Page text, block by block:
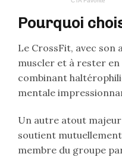
Pourquoi
Le CrossFit, avec son
muscler et à rester en
combinant
mentale
Un autre atout majeur
soutient
membre du groupe